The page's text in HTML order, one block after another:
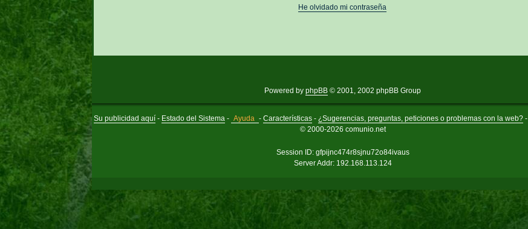
He olvidado mi contraseña
Powered by phpBB © 2001, 2002 phpBB Group
Su publicidad aquí - Estado del Sistema - Ayuda - Características- ¿Sugerencias, preguntas, peticiones o problemas con la web?-
© 2000-2026 comunio.net
Session ID: gfpijnc474r8sjnu72o84ivaus
Server Addr: 192.168.113.124